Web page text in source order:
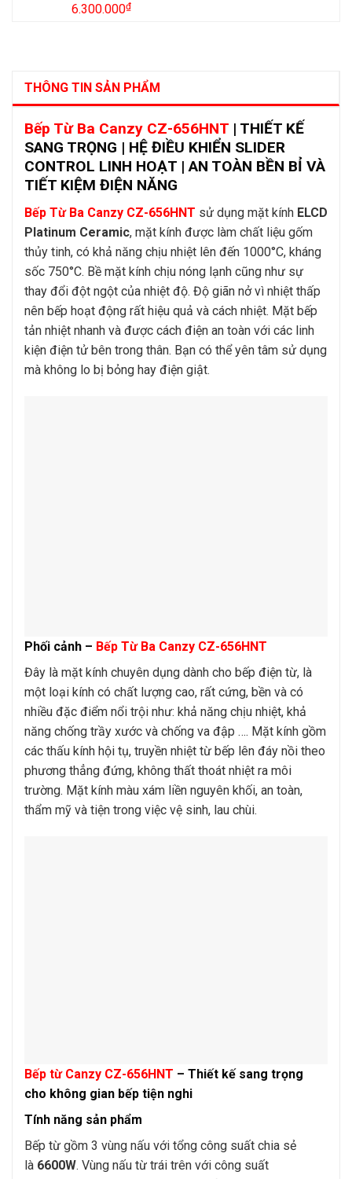
6.300.000₫
THÔNG TIN SẢN PHẨM
Bếp Từ Ba Canzy CZ-656HNT | THIẾT KẾ
SANG TRỌNG | HỆ ĐIỀU KHIỂN SLIDER
CONTROL LINH HOẠT | AN TOÀN BỀN BỈ VÀ
TIẾT KIỆM ĐIỆN NĂNG
Bếp Từ Ba Canzy CZ-656HNT sử dụng mặt kính ELCD
Platinum Ceramic, mặt kính được làm chất liệu gốm
thủy tinh, có khả năng chịu nhiệt lên đến 1000°C, kháng
sốc 750°C. Bề mặt kính chịu nóng lạnh cũng như sự
thay đổi đột ngột của nhiệt độ. Độ giãn nở vì nhiệt thấp
nên bếp hoạt động rất hiệu quả và cách nhiệt. Mặt bếp
tản nhiệt nhanh và được cách điện an toàn với các linh
kiện điện tử bên trong thân. Bạn có thể yên tâm sử dụng
mà không lo bị bỏng hay điện giật.
Phối cảnh – Bếp Từ Ba Canzy CZ-656HNT
Đây là mặt kính chuyên dụng dành cho bếp điện từ, là
một loại kính có chất lượng cao, rất cứng, bền và có
nhiều đặc điểm nổi trội như: khả năng chịu nhiệt, khả
năng chống trầy xước và chống va đập …. Mặt kính gồm
các thấu kính hội tụ, truyền nhiệt từ bếp lên đáy nồi theo
phương thẳng đứng, không thất thoát nhiệt ra môi
trường. Mặt kính màu xám liền nguyên khối, an toàn,
thẩm mỹ và tiện trong việc vệ sinh, lau chùi.
Bếp từ Canzy CZ-656HNT – Thiết kế sang trọng
cho không gian bếp tiện nghi
Tính năng sản phẩm
Bếp từ gồm 3 vùng nấu với tổng công suất chia sẻ
là 6600W. Vùng nấu từ trái trên với công suất